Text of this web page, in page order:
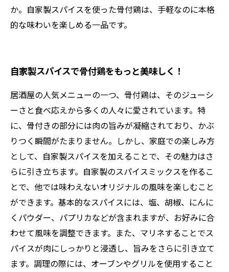
か。自家製スパイスを使った骨付鶏は、手軽なのに本格
的な味わいを楽しめる一品です。
自家製スパイスで骨付鶏をもっと美味しく！
居酒屋の人気メニューの一つ、骨付鶏は、そのジューシ
ーさと食べ応えから多くの人々に愛されています。特
に、骨付きの部分には肉の旨みが凝縮されており、かぶ
りつく瞬間がたまりません。しかし、家庭での楽しみ方
として、自家製スパイスを加えることで、その魅力はさ
らに引き立ちます。自家製のスパイスミックスを作るこ
とで、他では味わえないオリジナルの風味を楽しむこと
ができます。基本的なスパイスには、塩、胡椒、にんに
くパウダー、パプリカなどが含まれますが、お好みに合
わせて風味を調整できます。また、マリネすることでス
パイスが肉にしっかりと浸透し、旨みをさらに引き立て
ます。調理の際には、オーブンやグリルを使用すること